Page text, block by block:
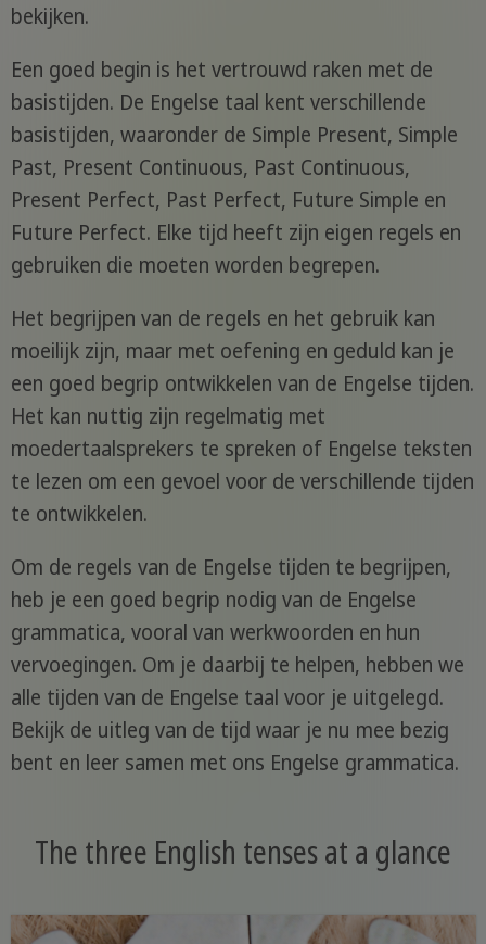
bekijken.
Een goed begin is het vertrouwd raken met de
basistijden. De Engelse taal kent verschillende
basistijden, waaronder de Simple Present, Simple
Past, Present Continuous, Past Continuous,
Present Perfect, Past Perfect, Future Simple en
Future Perfect. Elke tijd heeft zijn eigen regels en
gebruiken die moeten worden begrepen.
Het begrijpen van de regels en het gebruik kan
moeilijk zijn, maar met oefening en geduld kan je
een goed begrip ontwikkelen van de Engelse tijden.
Het kan nuttig zijn regelmatig met
moedertaalsprekers te spreken of Engelse teksten
te lezen om een gevoel voor de verschillende tijden
te ontwikkelen.
Om de regels van de Engelse tijden te begrijpen,
heb je een goed begrip nodig van de Engelse
grammatica, vooral van werkwoorden en hun
vervoegingen. Om je daarbij te helpen, hebben we
alle tijden van de Engelse taal voor je uitgelegd.
Bekijk de uitleg van de tijd waar je nu mee bezig
bent en leer samen met ons Engelse grammatica.
The three English tenses at a glance